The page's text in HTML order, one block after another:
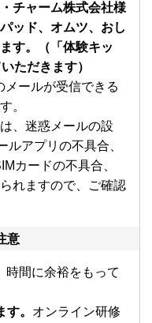
チャーム株式会社様
ッド、オムツ、おし
す。（「体験キッ
ただきます）
メールが受信できる
。
、迷惑メールの設
ルアプリの不具合、
カードの不具合、
れますので、ご確認
意
時間に余裕をもって
。 オンライン研修